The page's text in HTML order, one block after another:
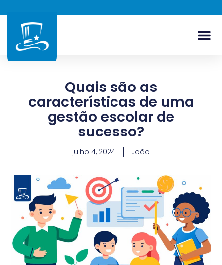
Quais são as
características de uma
gestão escolar de
sucesso?
julho 4, 2024 João